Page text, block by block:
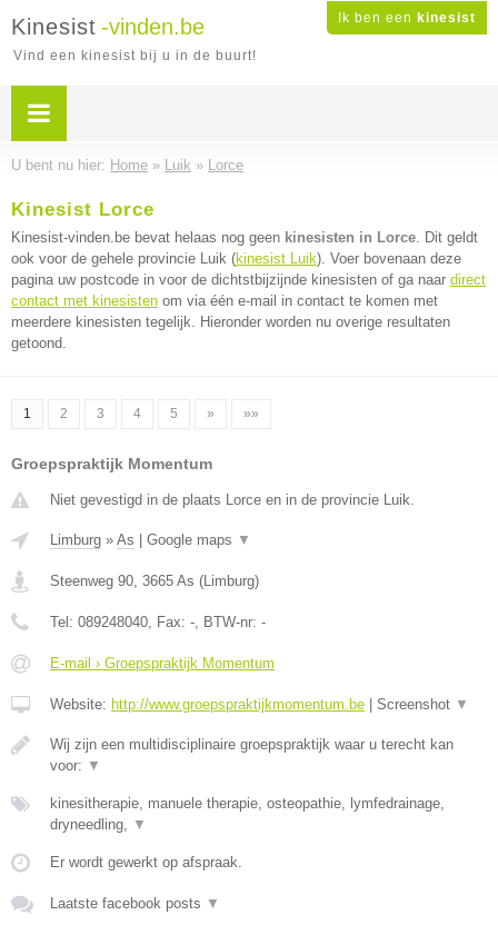
Ik ben een kinesist
Kinesist -vinden.be
Vind een kinesist bij u in de buurt!
U bent nu hier: Home » Luik » Lorce
Kinesist Lorce
Kinesist-vinden.be bevat helaas nog geen kinesisten in Lorce. Dit geldt
ook voor de gehele provincie Luik (kinesist Luik). Voer bovenaan deze
pagina uw postcode in voor de dichtstbijzijnde kinesisten of ga naar direct
contact met kinesisten om via één e-mail in contact te komen met
meerdere kinesisten tegelijk. Hieronder worden nu overige resultaten
getoond.
1 2 3 4 5 » »»
Groepspraktijk Momentum
Niet gevestigd in de plaats Lorce en in de provincie Luik.
Limburg » As Google maps ▼
Steenweg 90, 3665 As (Limburg)
Tel: 089248040, Fax: -, BTW-nr: -
E-mail › Groepspraktijk Momentum
Website: http://www.groepspraktijkmomentum.be Screenshot ▼
Wij zijn een multidisciplinaire groepspraktijk waar u terecht kan
voor: ▼
kinesitherapie, manuele therapie, osteopathie, lymfedrainage,
dryneedling, ▼
Er wordt gewerkt op afspraak.
Laatste facebook posts ▼